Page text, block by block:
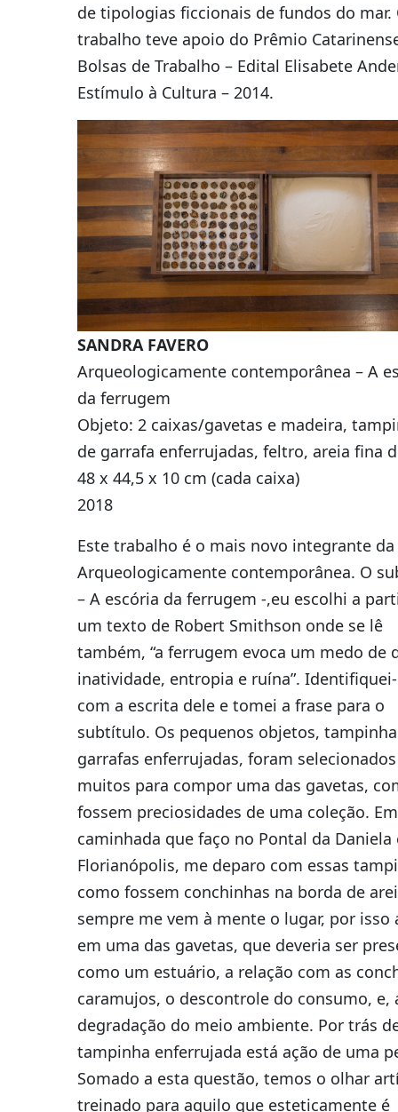
de tipologias ficcionais de fundos do mar.
trabalho teve apoio do Prêmio
Bolsas de Trabalho – Edital Elisabete
Estímulo à Cultura – 2014.
SANDRA FAVERO
Arqueologicamente contemporânea – A
da ferrugem
Objeto: 2 caixas/gavetas e madeira,
de garrafa enferrujadas, feltro, areia fina
48 x 44,5 x 10 cm (cada caixa)
2018
Este trabalho é o mais novo integrante da
Arqueologicamente contemporânea. O
– A escória da ferrugem -,eu escolhi a
um texto de Robert Smithson onde se lê
também, “a ferrugem evoca um medo de
inatividade, entropia e ruína”.
com a escrita dele e tomei a frase para o
subtítulo. Os pequenos objetos,
garrafas enferrujadas, foram
muitos para compor uma das gavetas,
fossem preciosidades de uma coleção.
caminhada que faço no Pontal da Daniela
Florianópolis, me deparo com essas
como fossem conchinhas na borda de
sempre me vem à mente o lugar, por isso
em uma das gavetas, que deveria ser
como um estuário, a relação com as
caramujos, o descontrole do consumo, e,
degradação do meio ambiente. Por trás
tampinha enferrujada está ação de uma
Somado a esta questão, temos o olhar
treinado para aquilo que esteticamente é